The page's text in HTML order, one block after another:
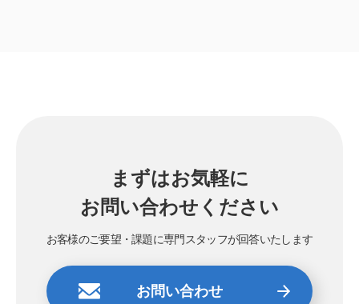
まずはお気軽に
お問い合わせください
お客様のご要望・課題に専門スタッフが回答いたします
お問い合わせ